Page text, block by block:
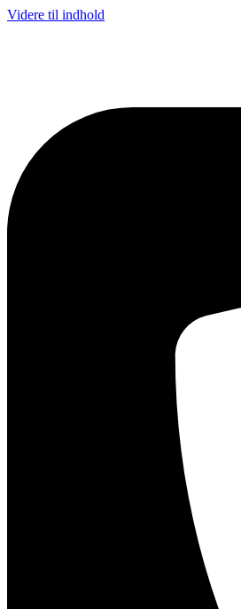
Videre til indhold